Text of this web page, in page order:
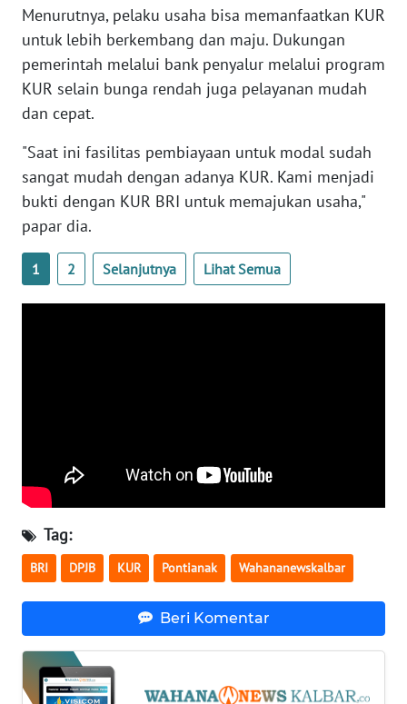
Menurutnya, pelaku usaha bisa memanfaatkan KUR
untuk lebih berkembang dan maju. Dukungan
pemerintah melalui bank penyalur melalui program
KUR selain bunga rendah juga pelayanan mudah
dan cepat.
"Saat ini fasilitas pembiayaan untuk modal sudah
sangat mudah dengan adanya KUR. Kami menjadi
bukti dengan KUR BRI untuk memajukan usaha,"
papar dia.
1 2 Selanjutnya Lihat Semua
Tag:
BRI DPJB KUR Pontianak Wahananewskalbar
Beri Komentar
WN
SULTENG
WN
SULBAR
WN
BABEL
WN
WN
LAMPUNG
WN
JATENG
NUSANTARA
WN
JOGJA